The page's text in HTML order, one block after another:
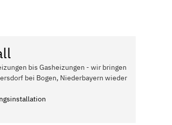
bis Gasheizungen - wir bringen
bei Bogen, Niederbayern wieder